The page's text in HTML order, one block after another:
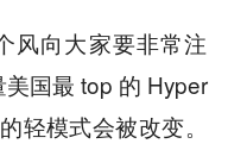
风向大家要非常注
国最 top 的 Hyper
轻模式会被改变。